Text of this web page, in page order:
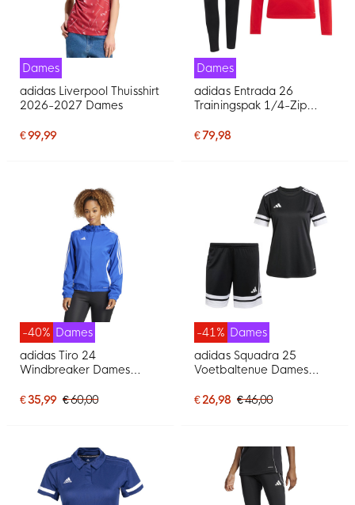
Dames
adidas Liverpool Thuisshirt
2026-2027 Dames
€ 99,99
Dames
adidas Entrada 26
Trainingspak 1/4-Zip
€ 79,98
-40% Dames
adidas Tiro 24
Windbreaker Dames
€ 35,99 € 60,00
-41% Dames
adidas Squadra 25
Voetbaltenue Dames
€ 26,98 € 46,00